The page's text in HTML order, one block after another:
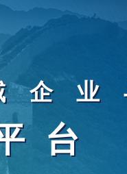
企业
台